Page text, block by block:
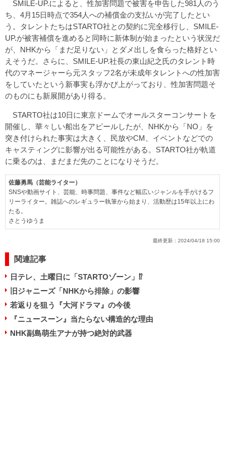
SMILE-UP.によると、性加害問題で被害を申告した981人のう
ち、4月15日時点で354人への補償金の支払いが完了したとい
う。タレントたちはSTARTO社との契約に完全移行し、SMILE-
UP.が被害補償を進めると同時に新体制が始まったという状況だ
が、NHKから「まだ足りない」とダメ出しを食らった格好とい
えそうだ。さらに、SMILE-UP.社長の東山紀之氏のタレント時
代のマネージャーら元スタッフ2名が未成年タレントへの性加害
をしていたという新事実も浮かび上がっており、性加害問題そ
のものにも新展開があり得る。
STARTO社は10日に東京ドームでオールスターコンサートを
開催し、華々しい船出をアピールしたが、NHKから「NO」を
突き付けられた事実は大きく、民放やCM、イベントなどでの
キャスティングに影響が出る可能性がある。STARTO社が軌道
に乗るのは、まだまだ先のことになりそうだ。
佐藤勇馬（芸能ライター）
SNSや動画サイト、芸能、時事問題、事件など幅広いジャンルを手がけるフ
リーライター。雑誌へのレギュラー執筆から始まり、活動歴は15年以上にわ
たる。
さとうゆうま
最終更新： 2024/04/18 15:00
関連記事
日テレ、土曜日に「STARTOゾーン」⁉
旧ジャニーズ「NHKから排除」の影響
若返りを狙う『大河ドラマ』の今後
『ニュースーン』当たらない構造的な理由
NHK副島萌生アナが持つ絶対的武器